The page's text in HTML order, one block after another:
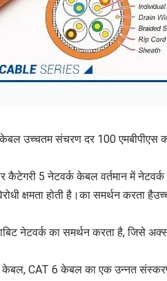
उच्चतम संचरण दर 100 एमबीपीएस
5 नेटवर्क केबल वर्तमान में
क्षमता होती है।का समर्थन करता है
नेटवर्क का समर्थन करता है, जिसे
केबल, CAT 6 केबल का एक उन्नत